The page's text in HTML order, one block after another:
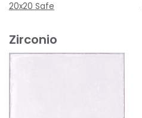
20x20 Safe
Zirconio